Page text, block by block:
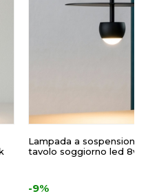
Lampada a sospensione
tavolo soggiorno led 8w
-9%